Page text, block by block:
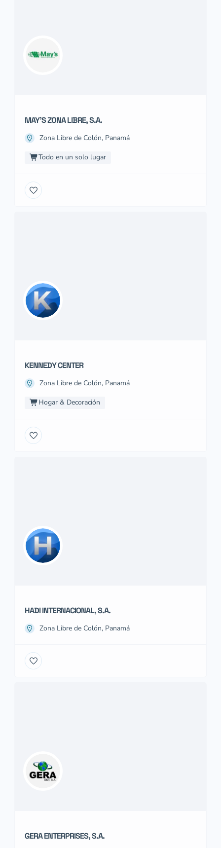
MAY’S ZONA LIBRE, S.A.
Zona Libre de Colón, Panamá
Todo en un solo lugar
KENNEDY CENTER
Zona Libre de Colón, Panamá
Hogar & Decoración
HADI INTERNACIONAL, S.A.
Zona Libre de Colón, Panamá
GERA ENTERPRISES, S.A.